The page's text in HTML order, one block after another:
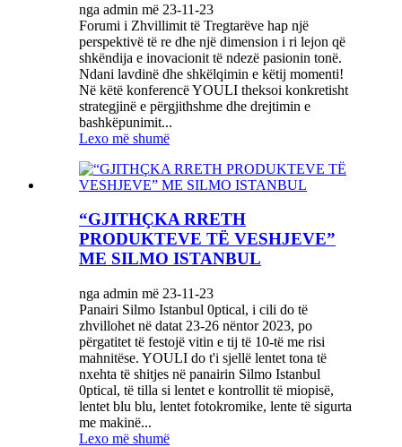
nga admin më 23-11-23
Forumi i Zhvillimit të Tregtarëve hap një
perspektivë të re dhe një dimension i ri lejon që
shkëndija e inovacionit të ndezë pasionin tonë.
Ndani lavdinë dhe shkëlqimin e këtij momenti!
Në këtë konferencë YOULI theksoi konkretisht
strategjinë e përgjithshme dhe drejtimin e
bashkëpunimit...
Lexo më shumë
“GJITHÇKA RRETH
PRODUKTEVE TË VESHJEVE”
ME SILMO ISTANBUL
nga admin më 23-11-23
Panairi Silmo Istanbul 0ptical, i cili do të
zhvillohet në datat 23-26 nëntor 2023, po
përgatitet të festojë vitin e tij të 10-të me risi
mahnitëse. YOULI do t'i sjellë lentet tona të
nxehta të shitjes në panairin Silmo Istanbul
0ptical, të tilla si lentet e kontrollit të miopisë,
lentet blu blu, lentet fotokromike, lente të sigurta
me makinë...
Lexo më shumë